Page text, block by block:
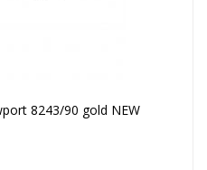
8243/90 gold NEW